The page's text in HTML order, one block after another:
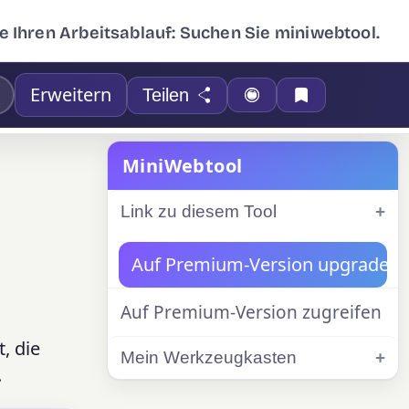
Ihren Arbeitsablauf: Suchen Sie miniwebtool.
Erweitern Teilen
die
MiniWebtool
Link zu diesem Tool
Auf Premium-Version upgraden
Auf Premium-Version zugreifen
Mein Werkzeugkasten